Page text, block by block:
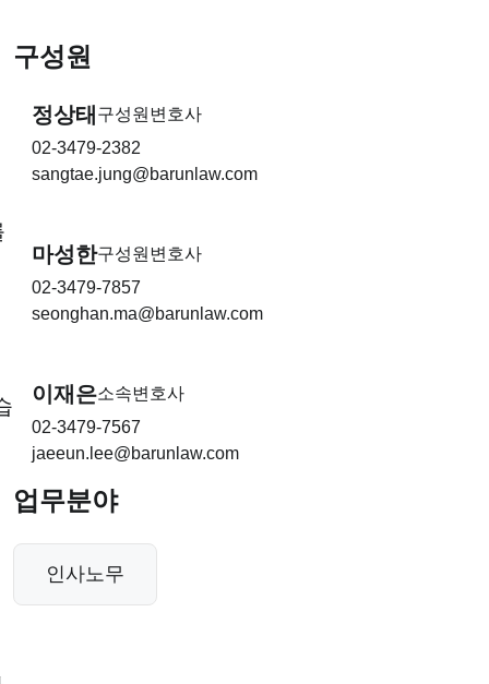
구성원
정상태 구성원변호사
02-3479-2382
sangtae.jung@barunlaw.com
마성한구성원변호사
02-3479-7857
seonghan.ma@barunlaw.com
이재은소속변호사
02-3479-7567
jaeeun.lee@barunlaw.com
업무분야
인사노무